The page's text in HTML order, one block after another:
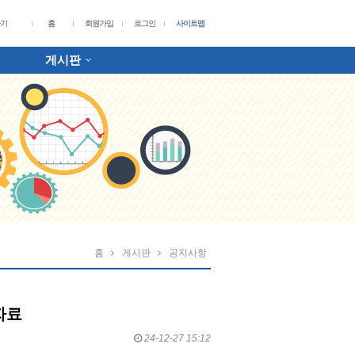
홈 회원가입 로그인 사이트맵
게시판
홈 게시판 공지사항
료
24-12-27 15:12